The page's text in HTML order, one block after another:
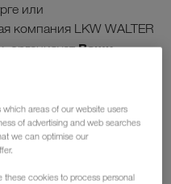
или
компания LKW WALTER
организуетВаши
многолетнего опыта
Европы. На некоторых
areas of our website users
of advertising and web searches
we can optimise our
these cookies to process personal